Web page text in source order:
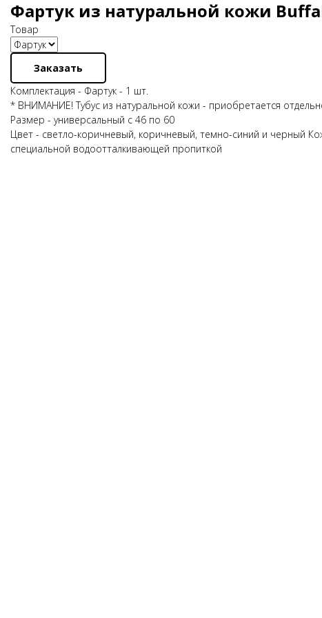
Фартук из натуральной кожи
Товар
Заказать
Комплектация - Фартук - 1 шт.
* ВНИМАНИЕ! Тубус из натуральной кожи - приобретается
Размер - универсальный с 46 по 60
Цвет - светло-коричневый, коричневый, темно-синий и черный
специальной водоотталкивающей пропиткой